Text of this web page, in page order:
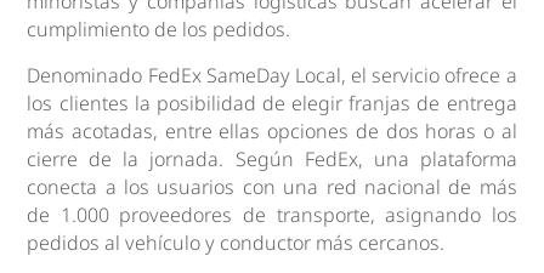
cumplimiento de los pedidos.
Denominado FedEx SameDay Local, el servicio ofrece a
los clientes la posibilidad de elegir franjas de entrega
más acotadas, entre ellas opciones de dos horas o al
cierre de la jornada. Según FedEx, una plataforma
conecta a los usuarios con una red nacional de más
de 1.000 proveedores de transporte, asignando los
pedidos al vehículo y conductor más cercanos.